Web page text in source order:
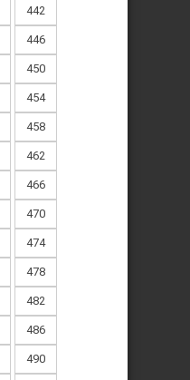
442
446
450
454
458
462
466
470
474
478
482
486
490